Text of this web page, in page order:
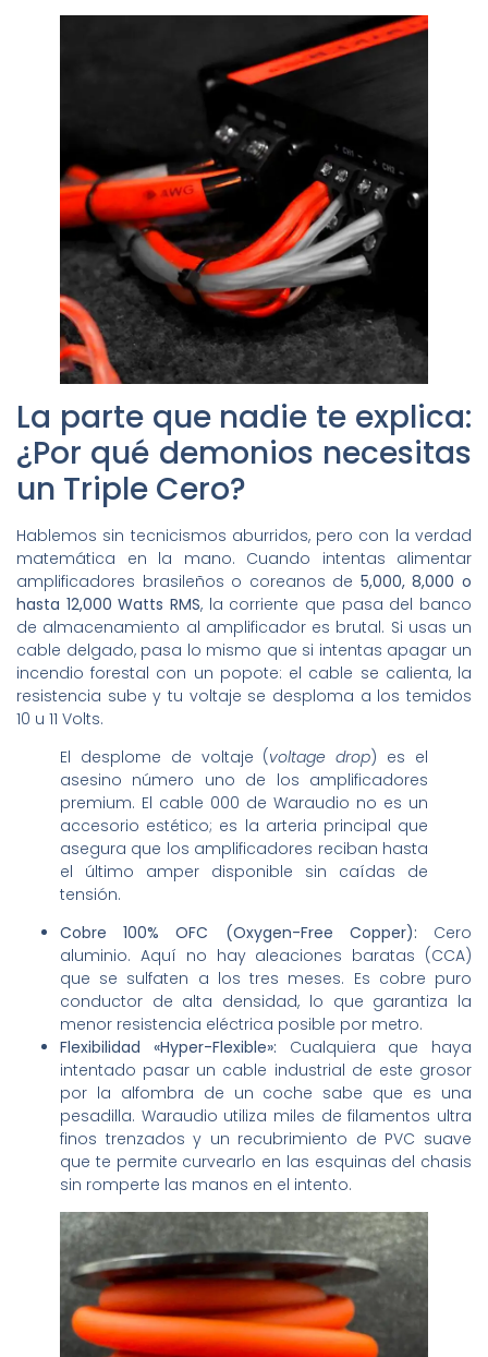
La parte que nadie te explica:
¿Por qué demonios necesitas
un Triple Cero?
Hablemos sin tecnicismos aburridos, pero con la verdad
matemática en la mano. Cuando intentas alimentar
amplificadores brasileños o coreanos de 5,000, 8,000 o
hasta 12,000 Watts RMS, la corriente que pasa del banco
de almacenamiento al amplificador es brutal. Si usas un
cable delgado, pasa lo mismo que si intentas apagar un
incendio forestal con un popote: el cable se calienta, la
resistencia sube y tu voltaje se desploma a los temidos
10 u 11 Volts.
El desplome de voltaje (voltage drop) es el
asesino número uno de los amplificadores
premium. El cable 000 de Waraudio no es un
accesorio estético; es la arteria principal que
asegura que los amplificadores reciban hasta
el último amper disponible sin caídas de
tensión.
Cobre 100% OFC (Oxygen-Free Copper): Cero
aluminio. Aquí no hay aleaciones baratas (CCA)
que se sulfaten a los tres meses. Es cobre puro
conductor de alta densidad, lo que garantiza la
menor resistencia eléctrica posible por metro.
Flexibilidad «Hyper-Flexible»: Cualquiera que haya
intentado pasar un cable industrial de este grosor
por la alfombra de un coche sabe que es una
pesadilla. Waraudio utiliza miles de filamentos ultra
finos trenzados y un recubrimiento de PVC suave
que te permite curvearlo en las esquinas del chasis
sin romperte las manos en el intento.